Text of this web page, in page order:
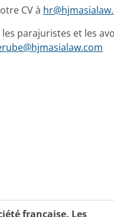
CV à
parajuristes et les
française. Les